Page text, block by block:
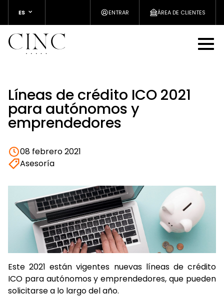
ES ENTRAR ÁREA DE CLIENTES
Líneas de crédito ICO 2021
para autónomos y
emprendedores
08 febrero 2021
Asesoría
Este 2021 están vigentes nuevas líneas de crédito
ICO para autónomos y emprendedores, que pueden
solicitarse a lo largo del año.